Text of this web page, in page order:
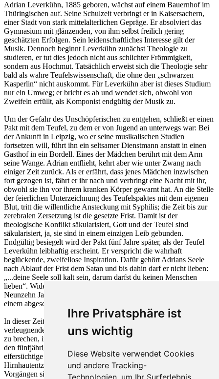
Ihre Privatsphäre ist
uns wichtig
Diese Website verwendet Cookies
und andere Tracking-
Technologien, um Ihr Surferlebnis
Adrian Leverkühn, 1885 geboren, wächst auf einem Bauernhof im
Thüringischen auf. Seine Schulzeit verbringt er in Kaisersachern,
einer Stadt von stark mittelalterlichen Gepräge. Er absolviert das
Gymnasium mit glänzenden, von ihm selbst freilich gering
geschätzten Erfolgen. Sein leidenschaftliches Interesse gilt der
Musik. Dennoch beginnt Leverkühn zunächst Theologie zu
studieren, er tut dies jedoch nicht aus schlichter Frömmigkeit,
sondern aus Hochmut. Tatsächlich erweist sich die Theologie sehr
bald als wahre Teufelswissenschaft, die ohne den „schwarzen
Kasperlin“ nicht auskommt. Für Leverkühn aber ist dieses Studium
nur ein Umweg; er bricht es ab und wendet sich, obwohl von
Zweifeln erfüllt, als Komponist endgültig der Musik zu.
Um der Gefahr des Unschöpferischen zu entgehen, schließt er einen
Pakt mit dem Teufel, zu dem er von Jugend an unterwegs war: Bei
der Ankunft in Leipzig, wo er seine musikalischen Studien
fortsetzen will, führt ihn ein seltsamer Dienstmann anstatt in einen
Gasthof in ein Bordell. Eines der Mädchen berührt mit dem Arm
seine Wange. Adrian entflieht, kehrt aber wie unter Zwang nach
einiger Zeit zurück. Als er erfährt, dass jenes Mädchen inzwischen
fort gezogen ist, fährt er ihr nach und verbringt eine Nacht mit ihr,
obwohl sie ihn vor ihrem kranken Körper gewarnt hat. An die Stelle
der feierlichen Unterzeichnung des Teufelspaktes mit dem eigenen
Blut, tritt die willentliche Ansteckung mit Syphilis; die Zeit bis zur
zerebralen Zersetzung ist die gesetzte Frist. Damit ist der
theologische Konflikt säkularisiert, Gott und der Teufel sind
säkularisiert, ja, sie sind in einem einzigen Leib gebunden.
Endgültig besiegelt wird der Pakt fünf Jahre später, als der Teufel
Leverkühn leibhaftig erscheint. Er verspricht die wahrhaft
beglückende, zweifellose Inspiration. Dafür gehört Adrians Seele
nach Ablauf der Frist dem Satan und bis dahin darf er nicht lieben:
„...deine Seele soll kalt sein, darum darfst du keinen Menschen
lieben“. Widerstrebend nimmt Adrain auch diese Bedingung an.
Neunzehn Jahre lebt er nun in wachsender Zurückgezogenheit an
einem abgeschiedenen Ort in Bayern.
In dieser Zeit entstehen vollkommen freie, jedes Epigonentum
verleugnende Werke. Als Adrain der Versuchung erliegt, den Pakt
zu brechen, indem er dennoch liebt – zuerst einen Freund, später
den fünfjährigen Neffen Echo – werden beide weggerafft. Eine
eifersüchtige Frau erschießt den Freund; das Kind stirbt an
Hirnhautentzündung. Adrian schiebt die Schuld an diesen
Vorgängen sich selbst zu.